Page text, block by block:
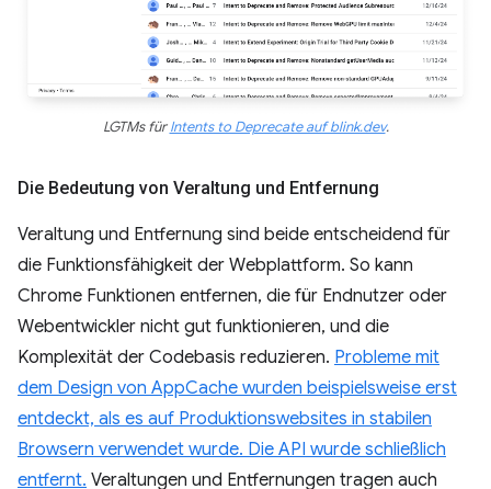
LGTMs fürIntents to Deprecate auf blink.dev.
Die Bedeutung von Veraltung und Entfernung
Veraltung und Entfernung sind beide entscheidend für
die Funktionsfähigkeit der Webplattform. So kann
Chrome Funktionen entfernen, die für Endnutzer oder
Webentwickler nicht gut funktionieren, und die
Komplexität der Codebasis reduzieren. Probleme mit
dem Design von AppCache wurden beispielsweise erst
entdeckt, als es auf Produktionswebsites in stabilen
Browsern verwendet wurde. Die API wurde schließlich
entfernt. Veraltungen und Entfernungen tragen auch